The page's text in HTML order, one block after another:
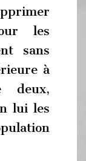
les
sans
à
lui les